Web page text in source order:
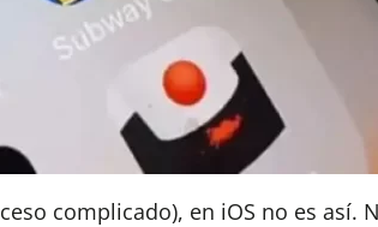
complicado), en iOS no es así.